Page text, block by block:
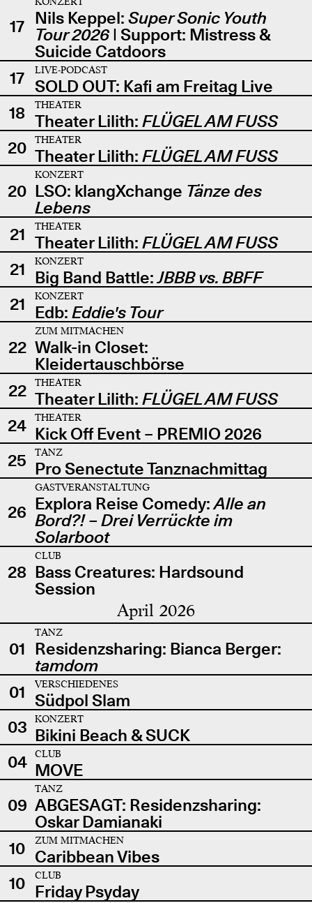
17 Nils Keppel: Super Sonic Youth
Tour 2026| Support: Mistress &
Suicide Catdoors
17
LIVE-PODCAST
SOLD OUT: Kafi am Freitag Live
18
THEATER
Theater Lilith: FLÜGEL AM FUSS
20
THEATER
Theater Lilith: FLÜGEL AM FUSS
20
KONZERT
LSO: klangXchange Tänze des
Lebens
21
THEATER
Theater Lilith: FLÜGEL AM FUSS
21
KONZERT
Big Band Battle:JBBB vs. BBFF
21
KONZERT
Edb: Eddie's Tour
22
ZUM MITMACHEN
Walk-in Closet:
Kleidertauschbörse
22
THEATER
Theater Lilith: FLÜGEL AM FUSS
24
THEATER
Kick Off Event – PREMIO 2026
25
TANZ
Pro Senectute Tanznachmittag
26
GASTVERANSTALTUNG
Explora Reise Comedy:Alle an
Bord?! – Drei Verrückte im
Solarboot
28
CLUB
Bass Creatures: Hardsound
Session
April 2026
01
TANZ
Residenzsharing: Bianca Berger:
tamdom
01
VERSCHIEDENES
Südpol Slam
03
KONZERT
Bikini Beach & SUCK
04
CLUB
MOVE
09
TANZ
ABGESAGT: Residenzsharing:
Oskar Damianaki
10
ZUM MITMACHEN
Caribbean Vibes
10
CLUB
Friday Psyday